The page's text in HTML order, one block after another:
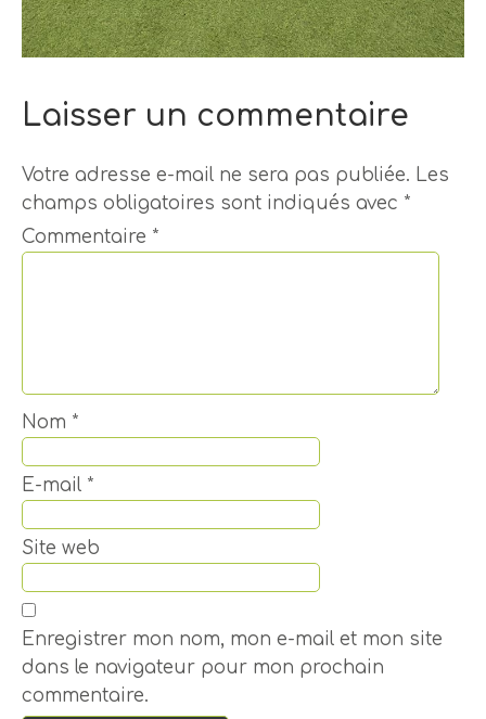
Laisser un commentaire
Votre adresse e-mail ne sera pas publiée. Les
champs obligatoires sont indiqués avec *
Commentaire *
Nom *
E-mail *
Site web
Enregistrer mon nom, mon e-mail et mon site
dans le navigateur pour mon prochain
commentaire.